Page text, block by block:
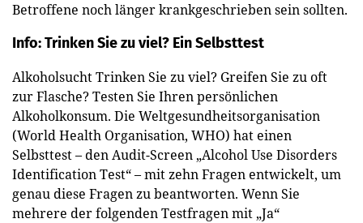
Betroffene noch länger krankgeschrieben sein sollten.
Info: Trinken Sie zu viel? Ein Selbsttest
Alkoholsucht Trinken Sie zu viel? Greifen Sie zu oft
zur Flasche? Testen Sie Ihren persönlichen
Alkoholkonsum. Die Weltgesundheitsorganisation
(World Health Organisation, WHO) hat einen
Selbsttest – den Audit-Screen „Alcohol Use Disorders
Identification Test“ – mit zehn Fragen entwickelt, um
genau diese Fragen zu beantworten. Wenn Sie
mehrere der folgenden Testfragen mit „Ja“